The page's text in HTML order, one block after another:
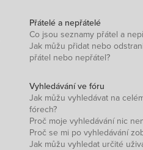
Přátelé a nepřátelé
Co jsou seznamy přátel a
Jak můžu přidat nebo
přátel nebo nepřátel?
Vyhledávání ve fóru
Jak můžu vyhledávat na
fórech?
Proč moje vyhledávání nic
Proč se mi po vyhledávání
Jak můžu vyhledat určité